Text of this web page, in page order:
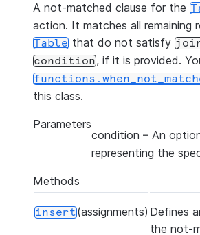
A not-matched clause for the
action. It matches all remaining
Table that do not satisfy
condition, if it is provided.
this class.
Parameters
condition – An
representing the
Methods
insert(assignments) Defines
the not-